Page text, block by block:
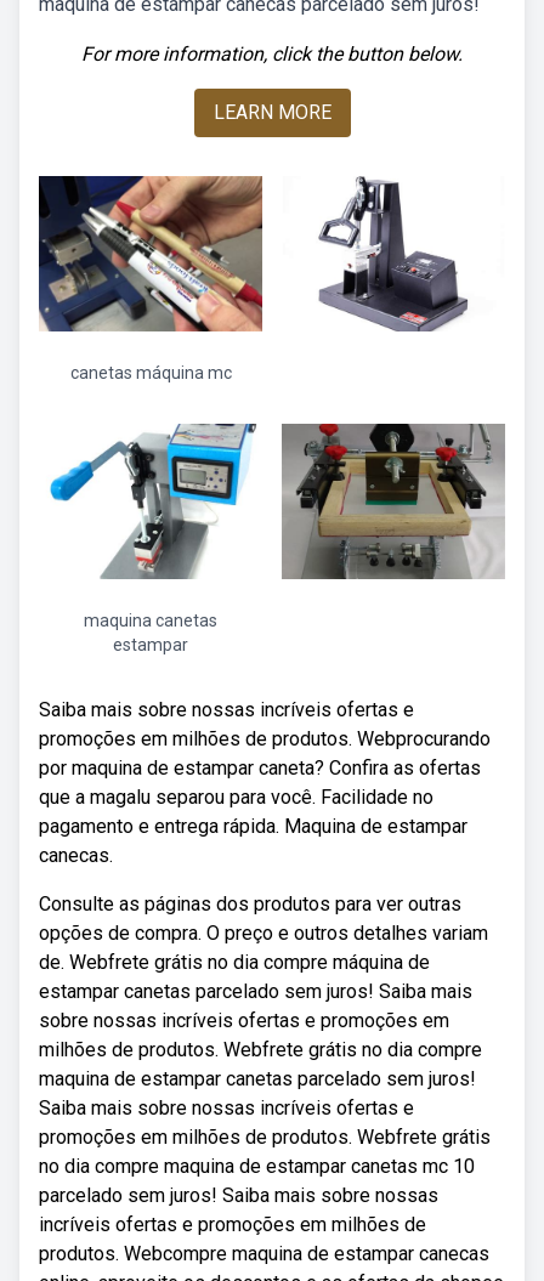
For more information, click the button below.
LEARN MORE
canetas máquina mc
maquina canetas
estampar
Saiba mais sobre nossas incríveis ofertas e
promoções em milhões de produtos. Webprocurando
por maquina de estampar caneta? Confira as ofertas
que a magalu separou para você. Facilidade no
pagamento e entrega rápida. Maquina de estampar
canecas.
Consulte as páginas dos produtos para ver outras
opções de compra. O preço e outros detalhes variam
de. Webfrete grátis no dia compre máquina de
estampar canetas parcelado sem juros! Saiba mais
sobre nossas incríveis ofertas e promoções em
milhões de produtos. Webfrete grátis no dia compre
maquina de estampar canetas parcelado sem juros!
Saiba mais sobre nossas incríveis ofertas e
promoções em milhões de produtos. Webfrete grátis
no dia compre maquina de estampar canetas mc 10
parcelado sem juros! Saiba mais sobre nossas
incríveis ofertas e promoções em milhões de
produtos. Webcompre maquina de estampar canecas